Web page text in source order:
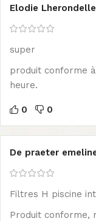
Elodie Lherondelle
super
produit conforme
heure.
0 0
De praeter
Filtres H piscine
Produit conforme,